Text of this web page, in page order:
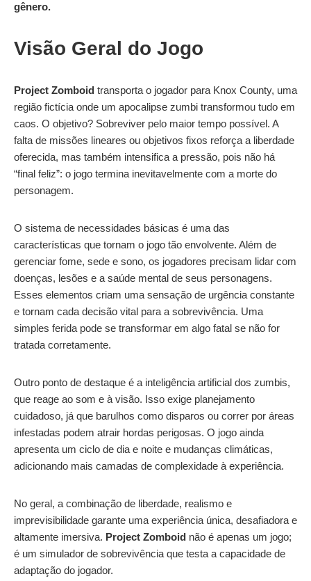
gênero.
Visão Geral do Jogo
Project Zomboid transporta o jogador para Knox County, uma
região fictícia onde um apocalipse zumbi transformou tudo em
caos. O objetivo? Sobreviver pelo maior tempo possível. A
falta de missões lineares ou objetivos fixos reforça a liberdade
oferecida, mas também intensifica a pressão, pois não há
“final feliz”: o jogo termina inevitavelmente com a morte do
personagem.
O sistema de necessidades básicas é uma das
características que tornam o jogo tão envolvente. Além de
gerenciar fome, sede e sono, os jogadores precisam lidar com
doenças, lesões e a saúde mental de seus personagens.
Esses elementos criam uma sensação de urgência constante
e tornam cada decisão vital para a sobrevivência. Uma
simples ferida pode se transformar em algo fatal se não for
tratada corretamente.
Outro ponto de destaque é a inteligência artificial dos zumbis,
que reage ao som e à visão. Isso exige planejamento
cuidadoso, já que barulhos como disparos ou correr por áreas
infestadas podem atrair hordas perigosas. O jogo ainda
apresenta um ciclo de dia e noite e mudanças climáticas,
adicionando mais camadas de complexidade à experiência.
No geral, a combinação de liberdade, realismo e
imprevisibilidade garante uma experiência única, desafiadora e
altamente imersiva. Project Zomboid não é apenas um jogo;
é um simulador de sobrevivência que testa a capacidade de
adaptação do jogador.